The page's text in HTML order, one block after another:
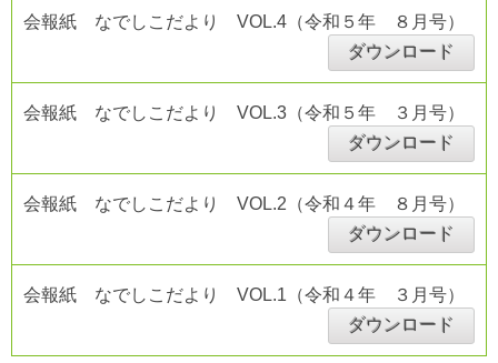
会報紙 なでしこだより VOL.4（令和５年 ８月号）
ダウンロード
会報紙 なでしこだより VOL.3（令和５年 ３月号）
ダウンロード
会報紙 なでしこだより VOL.2（令和４年 ８月号）
ダウンロード
会報紙 なでしこだより VOL.1（令和４年 ３月号）
ダウンロード